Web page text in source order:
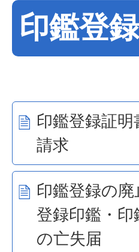
印鑑登録
印鑑登録証明
請求
印鑑登録の廃
登録印鑑・印
の亡失届